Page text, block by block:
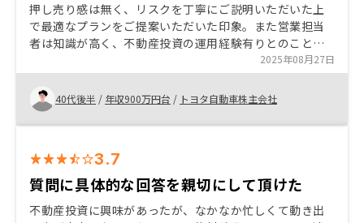
押し売り感は無く、リスクを丁寧にご説明いただいた上
で最適なプランをご提案いただいた印象。また営業担当
者は知識が高く、不動産投資の運用経験有りとのこと
で、２～３回打ち合わせを繰り返す中で信憑性が深ま
り、RENOSYさんで購入すべきと決断しました。まだ運
用していないので、成績はどうなるか分かりませんが、
アフターケアも充実していそうなので、安心感もありま
す。キャンペーンの特典もちゃんといただけるので、有
2025年08月27日
40代後半 / 年収900万円台 / トヨタ自動車株主会社
3.7
質問に具体的な回答を親切にして頂けた
不動産投資に興味があったが、なかなか忙しくて動き出